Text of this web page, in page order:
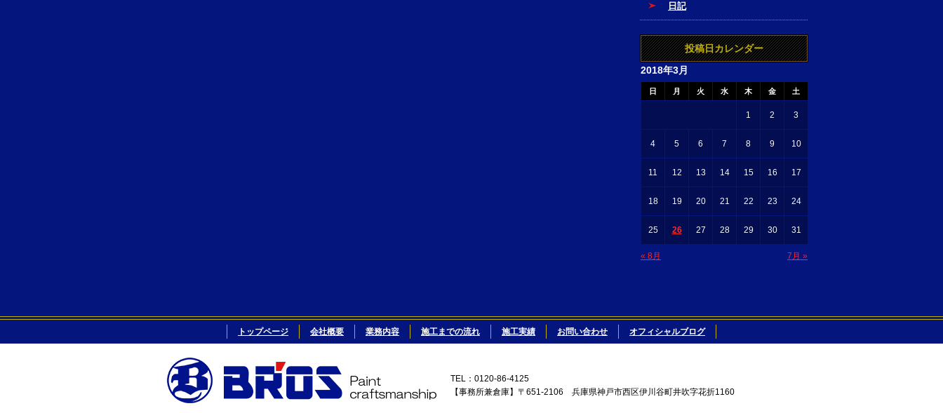
日記
投稿日カレンダー
2018年3月
日 月 火 水 木 金 土
« 8月 7月 »
1 2 3
4 5 6 7 8 9 10
11 12 13 14 15 16 17
18 19 20 21 22 23 24
25 26 27 28 29 30 31
トップページ 会社概要 業務内容 施工までの流れ 施工実績 お問い合わせ オフィシャルブログ
TEL：0120-86-4125
【事務所兼倉庫】〒651-2106 兵庫県神戸市西区伊川谷町井吹字花折1160